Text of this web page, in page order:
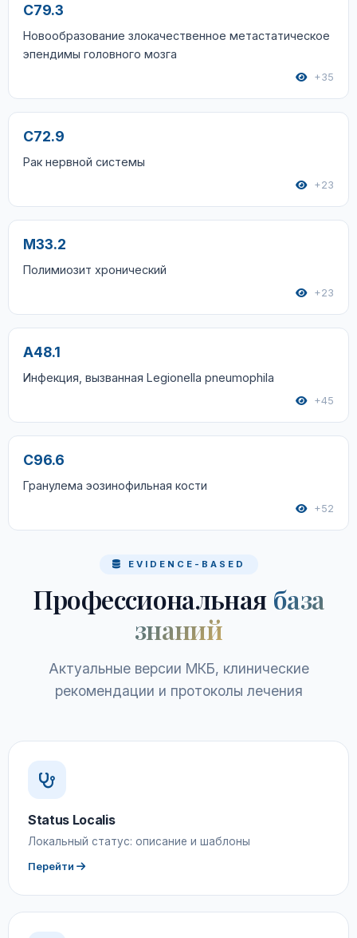
C79.3
Новообразование злокачественное метастатическое
эпендимы головного мозга
+35
C72.9
Рак нервной системы
+23
M33.2
Полимиозит хронический
+23
A48.1
Инфекция, вызванная Legionella pneumophila
+45
C96.6
Гранулема эозинофильная кости
+52
EVIDENCE-BASED
Профессиональная база
знаний
Актуальные версии МКБ, клинические
рекомендации и протоколы лечения
Status Localis
Локальный статус: описание и шаблоны
Перейти